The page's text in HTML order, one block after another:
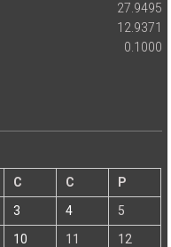
27.9495
12.9371
0.1000
C C
P
3 4
5
10 11
12